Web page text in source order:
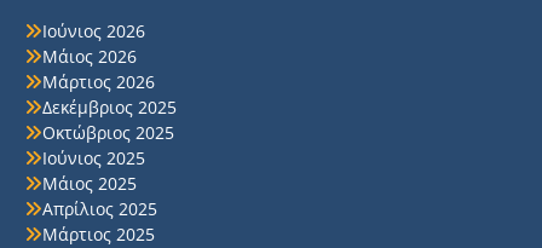
Ιούνιος 2026
Μάιος 2026
Μάρτιος 2026
Δεκέμβριος 2025
Οκτώβριος 2025
Ιούνιος 2025
Μάιος 2025
Απρίλιος 2025
Μάρτιος 2025